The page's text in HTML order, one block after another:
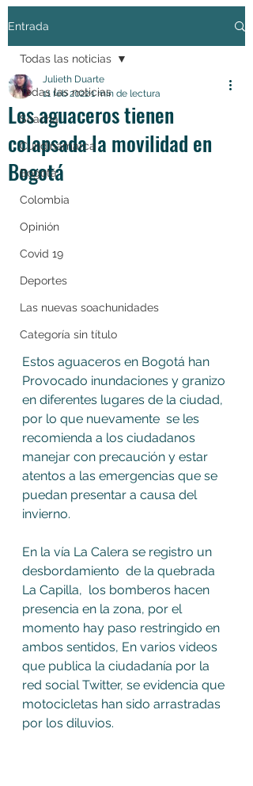
Entrada
Todas las noticias
Soacha
Cundinamarca
Bogotá
Colombia
Opinión
Covid 19
Deportes
Las nuevas soachunidades
Categoría sin título
Todas las noticias
Los aguaceros tienen
colapsada la movilidad en
Bogotá
Julieth Duarte
11 feb 20221 min de lectura
Estos aguaceros en Bogotá han
Provocado inundaciones y granizo
en diferentes lugares de la ciudad,
por lo que nuevamente  se les
recomienda a los ciudadanos
manejar con precaución y estar
atentos a las emergencias que se
puedan presentar a causa del
invierno.
En la vía La Calera se registro un
desbordamiento  de la quebrada
La Capilla,  los bomberos hacen
presencia en la zona, por el
momento hay paso restringido en
ambos sentidos, En varios videos
que publica la ciudadanía por la
red social Twitter, se evidencia que
motocicletas han sido arrastradas
por los diluvios.